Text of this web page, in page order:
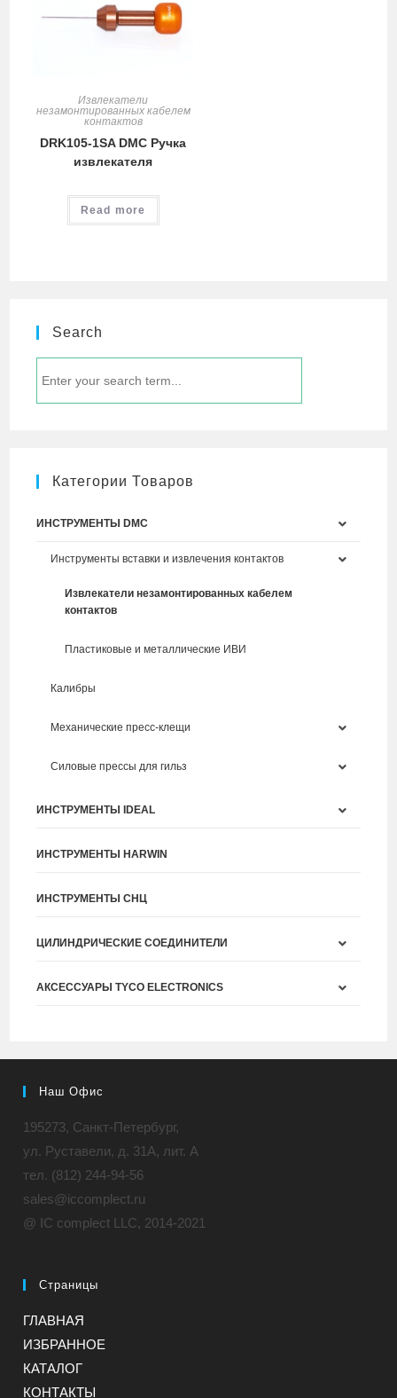
Извлекатели
незамонтированных кабелем
контактов
DRK105-1SA DMC Ручка
извлекателя
Read more
Search
Категории Товаров
ИНСТРУМЕНТЫ DMC
Инструменты вставки и извлечения контактов
Извлекатели незамонтированных кабелем
контактов
Пластиковые и металлические ИВИ
Калибры
Механические пресс-клещи
Силовые прессы для гильз
ИНСТРУМЕНТЫ IDEAL
ИНСТРУМЕНТЫ HARWIN
ИНСТРУМЕНТЫ СНЦ
ЦИЛИНДРИЧЕСКИЕ СОЕДИНИТЕЛИ
АКСЕССУАРЫ TYCO ELECTRONICS
Наш Офис
195273, Санкт-Петербург,
ул. Руставели, д. 31A, лит. А
тел. (812) 244-94-56
sales@iccomplect.ru
@ IC complect LLC, 2014-2021
Страницы
ГЛАВНАЯ
ИЗБРАННОЕ
КАТАЛОГ
КОНТАКТЫ